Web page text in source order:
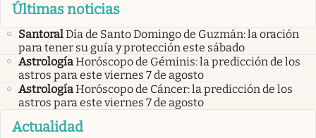
Últimas noticias
SantoralDía de Santo Domingo de Guzmán: la oración
para tener su guía y protección este sábado
AstrologíaHoróscopo de Géminis: la predicción de los
astros para este viernes 7 de agosto
AstrologíaHoróscopo de Cáncer: la predicción de los
astros para este viernes 7 de agosto
Actualidad